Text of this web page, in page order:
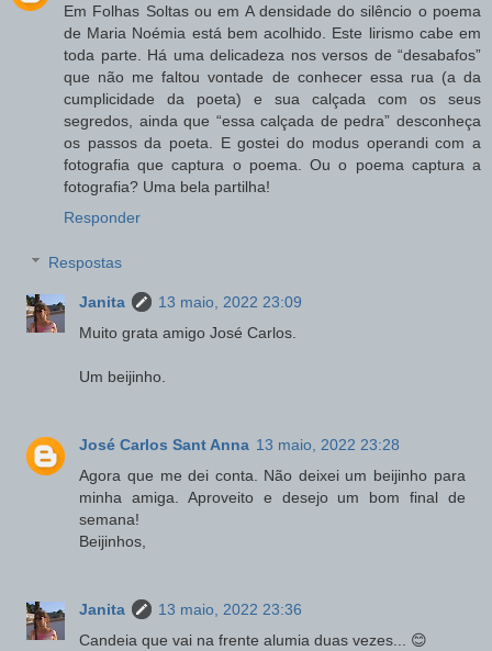
Em Folhas Soltas ou em A densidade do silêncio o poema
de Maria Noémia está bem acolhido. Este lirismo cabe em
toda parte. Há uma delicadeza nos versos de “desabafos”
que não me faltou vontade de conhecer essa rua (a da
cumplicidade da poeta) e sua calçada com os seus
segredos, ainda que “essa calçada de pedra” desconheça
os passos da poeta. E gostei do modus operandi com a
fotografia que captura o poema. Ou o poema captura a
fotografia? Uma bela partilha!
Responder
Respostas
Janita
13 maio, 2022 23:09
Muito grata amigo José Carlos.
Um beijinho.
José Carlos Sant Anna 13 maio, 2022 23:28
Agora que me dei conta. Não deixei um beijinho para
minha amiga. Aproveito e desejo um bom final de
semana!
Beijinhos,
Janita
13 maio, 2022 23:36
Candeia que vai na frente alumia duas vezes... 😊